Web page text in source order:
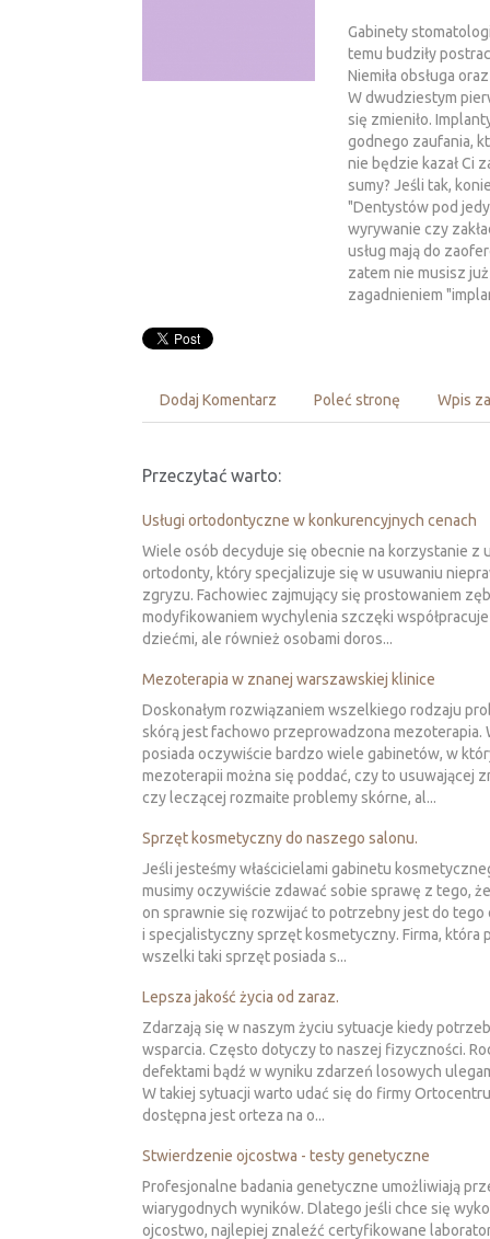
Gabinety
temu budziły
Niemiła obsługa
W dwudziestym
się zmieniło.
godnego zaufania,
nie będzie kazał Ci
sumy? Jeśli tak,
"Dentystów pod
wyrywanie czy
usług mają do
zatem nie musisz
zagadnieniem
Dodaj Komentarz Poleć stronę Wpis
Przeczytać warto:
Usługi ortodontyczne w konkurencyjnych cenach
Wiele osób decyduje się obecnie na korzystanie z
ortodonty, który specjalizuje się w usuwaniu
zgryzu. Fachowiec zajmujący się prostowaniem
modyfikowaniem wychylenia szczęki
dziećmi, ale również osobami doros...
Mezoterapia w znanej warszawskiej klinice
Doskonałym rozwiązaniem wszelkiego rodzaju
skórą jest fachowo przeprowadzona mezoterapia.
posiada oczywiście bardzo wiele gabinetów, w
mezoterapii można się poddać, czy to usuwającej
czy leczącej rozmaite problemy skórne, al...
Sprzęt kosmetyczny do naszego salonu.
Jeśli jesteśmy właścicielami gabinetu
musimy oczywiście zdawać sobie sprawę z tego, że
on sprawnie się rozwijać to potrzebny jest do tego
i specjalistyczny sprzęt kosmetyczny. Firma, która
wszelki taki sprzęt posiada s...
Lepsza jakość życia od zaraz.
Zdarzają się w naszym życiu sytuacje kiedy
wsparcia. Często dotyczy to naszej fizyczności.
defektami bądź w wyniku zdarzeń losowych
W takiej sytuacji warto udać się do firmy
dostępna jest orteza na o...
Stwierdzenie ojcostwa - testy genetyczne
Profesjonalne badania genetyczne umożliwiają
wiarygodnych wyników. Dlatego jeśli chce się
ojcostwo, najlepiej znaleźć certyfikowane